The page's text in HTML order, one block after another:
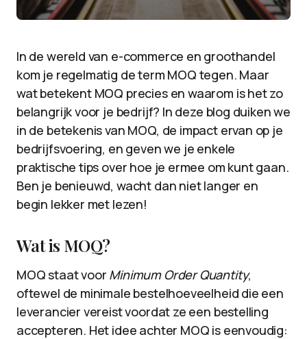
In de wereld van e-commerce en groothandel
kom je regelmatig de term MOQ tegen. Maar
wat betekent MOQ precies en waarom is het zo
belangrijk voor je bedrijf? In deze blog duiken we
in de betekenis van MOQ, de impact ervan op je
bedrijfsvoering, en geven we je enkele
praktische tips over hoe je ermee om kunt gaan.
Ben je benieuwd, wacht dan niet langer en
begin lekker met lezen!
Wat is MOQ?
MOQ staat voor Minimum Order Quantity,
oftewel de minimale bestelhoeveelheid die een
leverancier vereist voordat ze een bestelling
accepteren. Het idee achter MOQ is eenvoudig: